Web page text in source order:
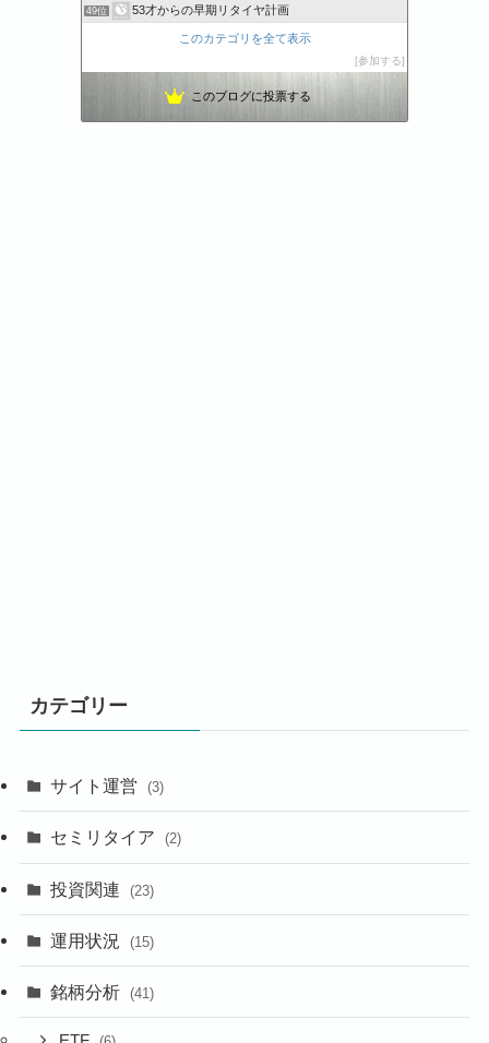
49位 53才からの早期リタイヤ計画
スパコンSEが効率的投資で一家セミリタイアするブログ
月収10万円でも悠々自適に生きていく
このカテゴリを全て表示
参加する
このブログに投票する
カテゴリー
サイト運営 (3)
セミリタイア (2)
投資関連 (23)
運用状況 (15)
銘柄分析 (41)